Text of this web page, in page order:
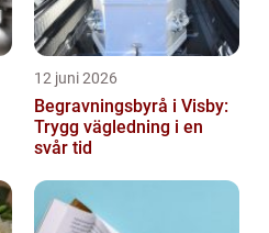
12 juni 2026
Begravningsbyrå i Visby:
Trygg vägledning i en
svår tid